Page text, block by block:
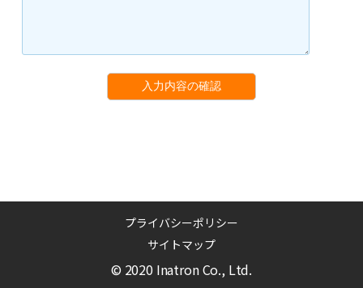
入力内容の確認
プライバシーポリシー
サイトマップ
© 2020 Inatron Co., Ltd.